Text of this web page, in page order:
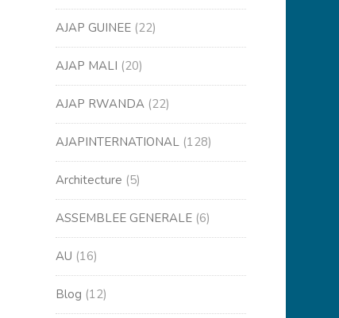
AJAP GUINEE (22)
AJAP MALI (20)
AJAP RWANDA (22)
AJAPINTERNATIONAL (128)
Architecture (5)
ASSEMBLEE GENERALE (6)
AU (16)
Blog (12)